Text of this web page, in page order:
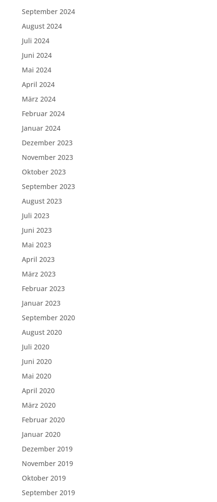
September 2024
August 2024
Juli 2024
Juni 2024
Mai 2024
April 2024
März 2024
Februar 2024
Januar 2024
Dezember 2023
November 2023
Oktober 2023
September 2023
August 2023
Juli 2023
Juni 2023
Mai 2023
April 2023
März 2023
Februar 2023
Januar 2023
September 2020
August 2020
Juli 2020
Juni 2020
Mai 2020
April 2020
März 2020
Februar 2020
Januar 2020
Dezember 2019
November 2019
Oktober 2019
September 2019